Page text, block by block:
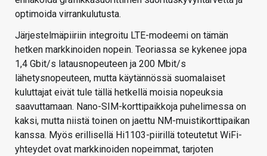
optimoida virrankulutusta.
Järjestelmäpiiriin integroitu LTE-modeemi on tämän
hetken markkinoiden nopein. Teoriassa se kykenee jopa
1,4 Gbit/s latausnopeuteen ja 200 Mbit/s
lähetysnopeuteen, mutta käytännössä suomalaiset
kuluttajat eivät tule tällä hetkellä moisia nopeuksia
saavuttamaan. Nano-SIM-korttipaikkoja puhelimessa on
kaksi, mutta niistä toinen on jaettu NM-muistikorttipaikan
kanssa. Myös erillisellä Hi1103-piirillä toteutetut WiFi-
yhteydet ovat markkinoiden nopeimmat, tarjoten